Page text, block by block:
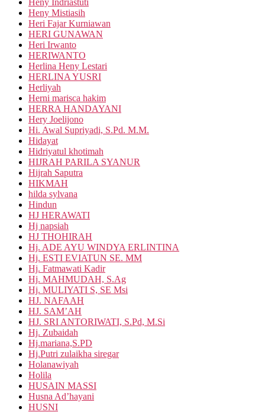
Heny Indriastuti
Heny Mistiasih
Heri Fajar Kurniawan
HERI GUNAWAN
Heri Irwanto
HERIWANTO
Herlina Heny Lestari
HERLINA YUSRI
Herliyah
Herni marisca hakim
HERRA HANDAYANI
Hery Joelijono
Hi. Awal Supriyadi, S.Pd. M.M.
Hidayat
Hidriyatul khotimah
HIJRAH PARILA SYANUR
Hijrah Saputra
HIKMAH
hilda sylvana
Hindun
HJ HERAWATI
Hj napsiah
HJ THOHIRAH
Hj. ADE AYU WINDYA ERLINTINA
Hj. ESTI EVIATUN SE. MM
Hj. Fatmawati Kadir
Hj. MAHMUDAH, S.Ag
Hj. MULIYATI S, SE Msi
HJ. NAFAAH
HJ. SAM’AH
HJ. SRI ANTORIWATI, S.Pd, M.Si
Hj. Zubaidah
Hj.mariana,S.PD
Hj.Putri zulaikha siregar
Holanawiyah
Holila
HUSAIN MASSI
Husna Ad’hayani
HUSNI